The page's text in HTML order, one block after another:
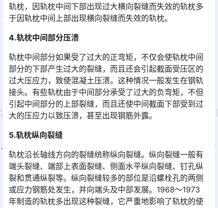
轨枕，因轨枕中间下部出现过大横向裂缝而失效的轨枕多
于因轨枕中间上部出现横向裂缝而失效的轨枕。󠅅󠅃󠄵󠅂󠄪󠇖󠆨󠆨󠇕󠆞󠆒󠅬󠇘󠆭󠆘󠇙󠆝󠅵󠇗󠆭󠆁󠄐󠇗󠅹󠅸󠇖󠆍󠅳󠇖󠅹󠅰󠇖󠆌󠅹
4.轨枕中间部分压溃
轨枕中间部分如果受了过大的正弯矩，不仅会使轨枕中间
部分的下部产生过大的裂缝，而且还会引起截面受压区的
过大压应力，致使混凝土压溃。这种情况一般发生在钢轨
接头。有些轨枕由于中间部分承受了过大的负弯矩，不但
引起中间部分的上部裂缝，而且还使中间截面下部受到过
大的压应力以致压溃，甚至出现钢筋外露。󠅅󠅃󠄵󠅂󠄪󠇖󠆨󠆨󠇕󠆞󠆒󠅬󠇘󠆭󠆘󠇙󠆝󠅵󠇗󠆭󠆁󠄐󠇗󠅹󠅸󠇖󠆍󠅳󠇖󠅹󠅰󠇖󠆌󠅹
5.轨枕纵向裂缝
轨枕沿长轴线方向的裂缝统称纵向裂缝。纵向裂缝一般有
端头裂缝、端部上表面裂缝、侧面水平纵向裂缝、钉孔纵
裂和贯通纵裂等。纵向裂缝较多的部位是沿螺栓孔的两侧
或应力钢筋处发生，并向端头及中部发展。1968～1973
年制造的轨枕多出现这种裂缝，它严重地影响了轨枕的使